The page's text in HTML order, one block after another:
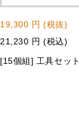
19,300 円 (税抜)
21,230 円 (税込)
[15個組] 工具セット